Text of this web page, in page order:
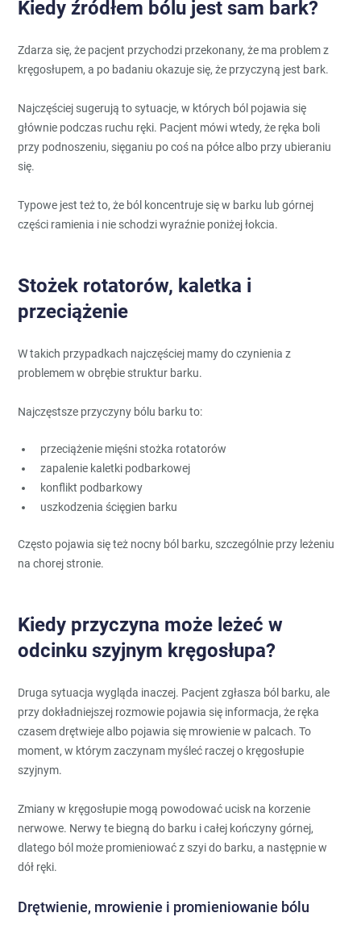
Kiedy źródłem bólu jest sam bark?
Zdarza się, że pacjent przychodzi przekonany, że ma problem z
kręgosłupem, a po badaniu okazuje się, że przyczyną jest bark.
Najczęściej sugerują to sytuacje, w których ból pojawia się
głównie podczas ruchu ręki. Pacjent mówi wtedy, że ręka boli
przy podnoszeniu, sięganiu po coś na półce albo przy ubieraniu
się.
Typowe jest też to, że ból koncentruje się w barku lub górnej
części ramienia i nie schodzi wyraźnie poniżej łokcia.
Stożek rotatorów, kaletka i
przeciążenie
W takich przypadkach najczęściej mamy do czynienia z
problemem w obrębie struktur barku.
Najczęstsze przyczyny bólu barku to:
przeciążenie mięśni stożka rotatorów
zapalenie kaletki podbarkowej
konflikt podbarkowy
uszkodzenia ścięgien barku
Często pojawia się też nocny ból barku, szczególnie przy leżeniu
na chorej stronie.
Kiedy przyczyna może leżeć w
odcinku szyjnym kręgosłupa?
Druga sytuacja wygląda inaczej. Pacjent zgłasza ból barku, ale
przy dokładniejszej rozmowie pojawia się informacja, że ręka
czasem drętwieje albo pojawia się mrowienie w palcach. To
moment, w którym zaczynam myśleć raczej o kręgosłupie
szyjnym.
Zmiany w kręgosłupie mogą powodować ucisk na korzenie
nerwowe. Nerwy te biegną do barku i całej kończyny górnej,
dlatego ból może promieniować z szyi do barku, a następnie w
dół ręki.
Drętwienie, mrowienie i promieniowanie bólu